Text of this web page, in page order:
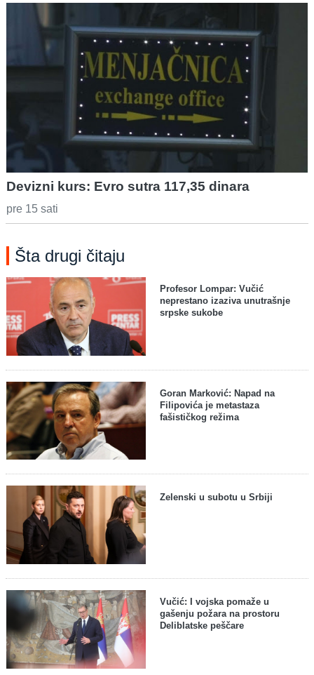
Devizni kurs: Evro sutra 117,35 dinara
pre 15 sati
Šta drugi čitaju
Profesor Lompar: Vučić
neprestano izaziva unutrašnje
srpske sukobe
Goran Marković: Napad na
Filipovića je metastaza
fašističkog režima
Zelenski u subotu u Srbiji
Vučić: I vojska pomaže u
gašenju požara na prostoru
Deliblatske peščare